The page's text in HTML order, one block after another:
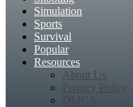
Simulation
Sports
Survival
Popular
Resources
About Us
Privacy Policy
DMCA